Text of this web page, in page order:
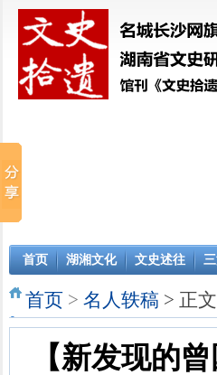
首页 湖湘文化 文史述往
首页 > 名人轶稿 > 正文
【新发现的